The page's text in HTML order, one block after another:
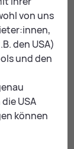
von uns
den USA)
und den
USA
können